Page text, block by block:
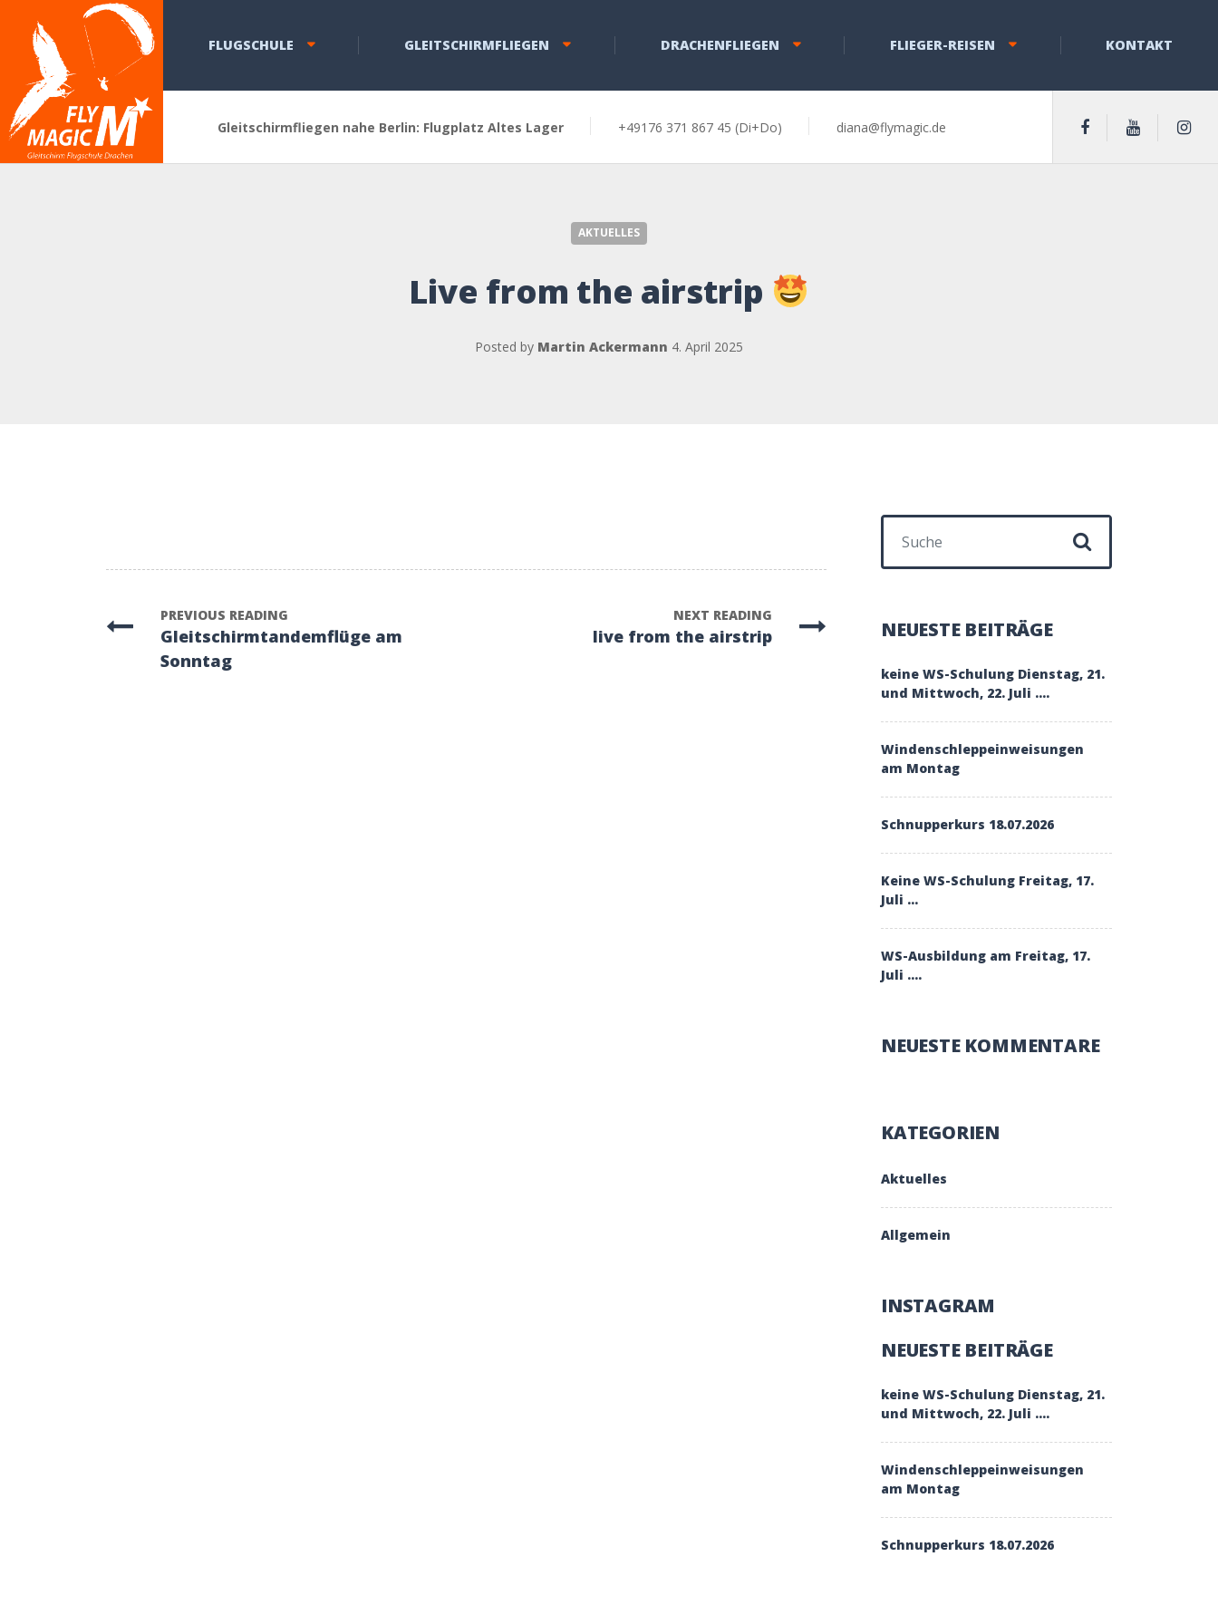
FLUGSCHULE GLEITSCHIRMFLIEGEN DRACHENFLIEGEN FLIEGER-REISEN KONTAKT
Gleitschirmfliegen nahe Berlin: Flugplatz Altes Lager +49176 371 867 45 (Di+Do) diana@flymagic.de
Live from the airstrip
AKTUELLES
Live from the airstrip
Posted by Martin Ackermann 4. April 2025
PREVIOUS READING
Gleitschirmtandemflüge am
Sonntag
NEXT READING
live from the airstrip
Suchen nach:
NEUESTE BEITRÄGE
keine WS-Schulung Dienstag, 21.
und Mittwoch, 22. Juli ….
Windenschleppeinweisungen
am Montag
Schnupperkurs 18.07.2026
Keine WS-Schulung Freitag, 17.
Juli …
WS-Ausbildung am Freitag, 17.
Juli ….
NEUESTE KOMMENTARE
KATEGORIEN
Aktuelles
Allgemein
INSTAGRAM
NEUESTE BEITRÄGE
keine WS-Schulung Dienstag, 21.
und Mittwoch, 22. Juli ….
Windenschleppeinweisungen
am Montag
Schnupperkurs 18.07.2026